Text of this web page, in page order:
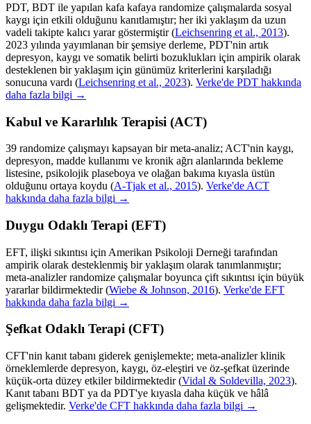
PDT, BDT ile yapılan kafa kafaya randomize çalışmalarda sosyal
kaygı için etkili olduğunu kanıtlamıştır; her iki yaklaşım da uzun
vadeli takipte kalıcı yarar göstermiştir (Leichsenring et al., 2013).
2023 yılında yayımlanan bir şemsiye derleme, PDT'nin artık
depresyon, kaygı ve somatik belirti bozuklukları için ampirik olarak
desteklenen bir yaklaşım için günümüz kriterlerini karşıladığı
sonucuna vardı (Leichsenring et al., 2023). Verke'de PDT hakkında
daha fazla bilgi →
Kabul ve Kararlılık Terapisi (ACT)
39 randomize çalışmayı kapsayan bir meta-analiz; ACT'nin kaygı,
depresyon, madde kullanımı ve kronik ağrı alanlarında bekleme
listesine, psikolojik plaseboya ve olağan bakıma kıyasla üstün
olduğunu ortaya koydu (A-Tjak et al., 2015). Verke'de ACT
hakkında daha fazla bilgi →
Duygu Odaklı Terapi (EFT)
EFT, ilişki sıkıntısı için Amerikan Psikoloji Derneği tarafından
ampirik olarak desteklenmiş bir yaklaşım olarak tanımlanmıştır;
meta-analizler randomize çalışmalar boyunca çift sıkıntısı için büyük
yararlar bildirmektedir (Wiebe & Johnson, 2016). Verke'de EFT
hakkında daha fazla bilgi →
Şefkat Odaklı Terapi (CFT)
CFT'nin kanıt tabanı giderek genişlemekte; meta-analizler klinik
örneklemlerde depresyon, kaygı, öz-eleştiri ve öz-şefkat üzerinde
küçük-orta düzey etkiler bildirmektedir (Vidal & Soldevilla, 2023).
Kanıt tabanı BDT ya da PDT'ye kıyasla daha küçük ve hâlâ
gelişmektedir. Verke'de CFT hakkında daha fazla bilgi →